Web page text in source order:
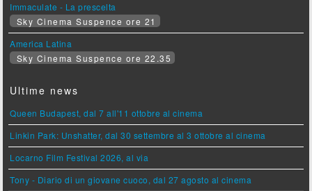
Immaculate - La prescelta
Sky Cinema Suspence ore 21
America Latina
Sky Cinema Suspence ore 22.35
Ultime news
Queen Budapest, dal 7 all'11 ottobre al cinema
Linkin Park: Unshatter, dal 30 settembre al 3 ottobre al cinema
Locarno Film Festival 2026, al via
Tony - Diario di un giovane cuoco, dal 27 agosto al cinema